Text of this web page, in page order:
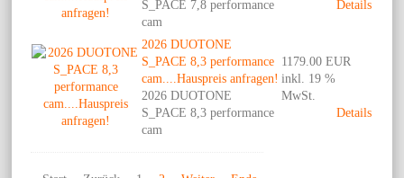
S_PACE 7,8 performance
cam
Details
2026 DUOTONE
S_PACE 8,3 performance
cam....Hauspreis anfragen!
2026 DUOTONE
S_PACE 8,3 performance
cam
1179.00 EUR
inkl. 19 %
MwSt.
Details